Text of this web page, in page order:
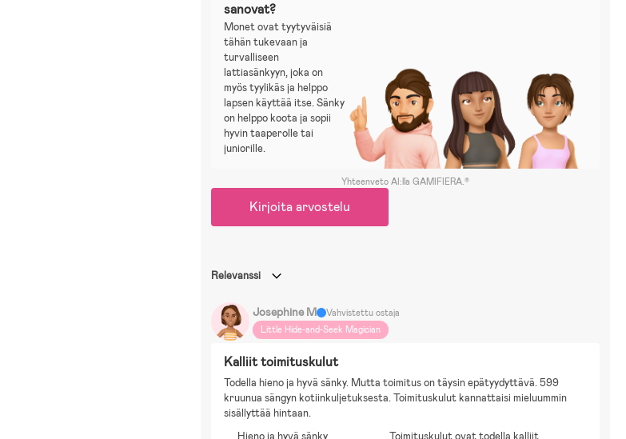
sanovat?
Monet ovat tyytyväisiä
tähän tukevaan ja
turvalliseen
lattiasänkyyn, joka on
myös tyylikäs ja helppo
lapsen käyttää itse. Sänky
on helppo koota ja sopii
hyvin taaperolle tai
juniorille.
Yhteenveto AI:lla GAMIFIERA.®
Kirjoita arvostelu
Relevanssi
Josephine M
Vahvistettu ostaja
Little Hide-and-Seek Magician
Kalliit toimituskulut
Todella hieno ja hyvä sänky. Mutta toimitus on täysin epätyydyttävä. 599
kruunua sängyn kotiinkuljetuksesta. Toimituskulut kannattaisi mieluummin
sisällyttää hintaan.